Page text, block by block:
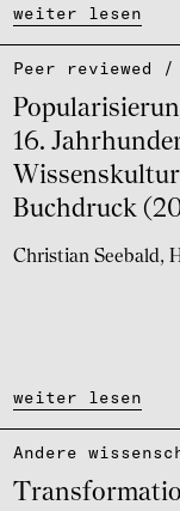
weiter lesen
16.
Buch­druck
Peer reviewed
Christian Seebald
weiter lesen
Andere